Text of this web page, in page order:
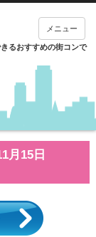
るおすすめの街コンで
メニュー
月15日